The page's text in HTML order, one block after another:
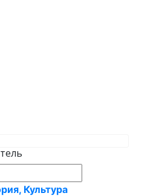
Культура